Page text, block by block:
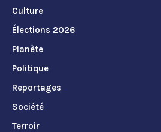
Culture
Élections 2026
Planète
Politique
Reportages
Société
Terroir